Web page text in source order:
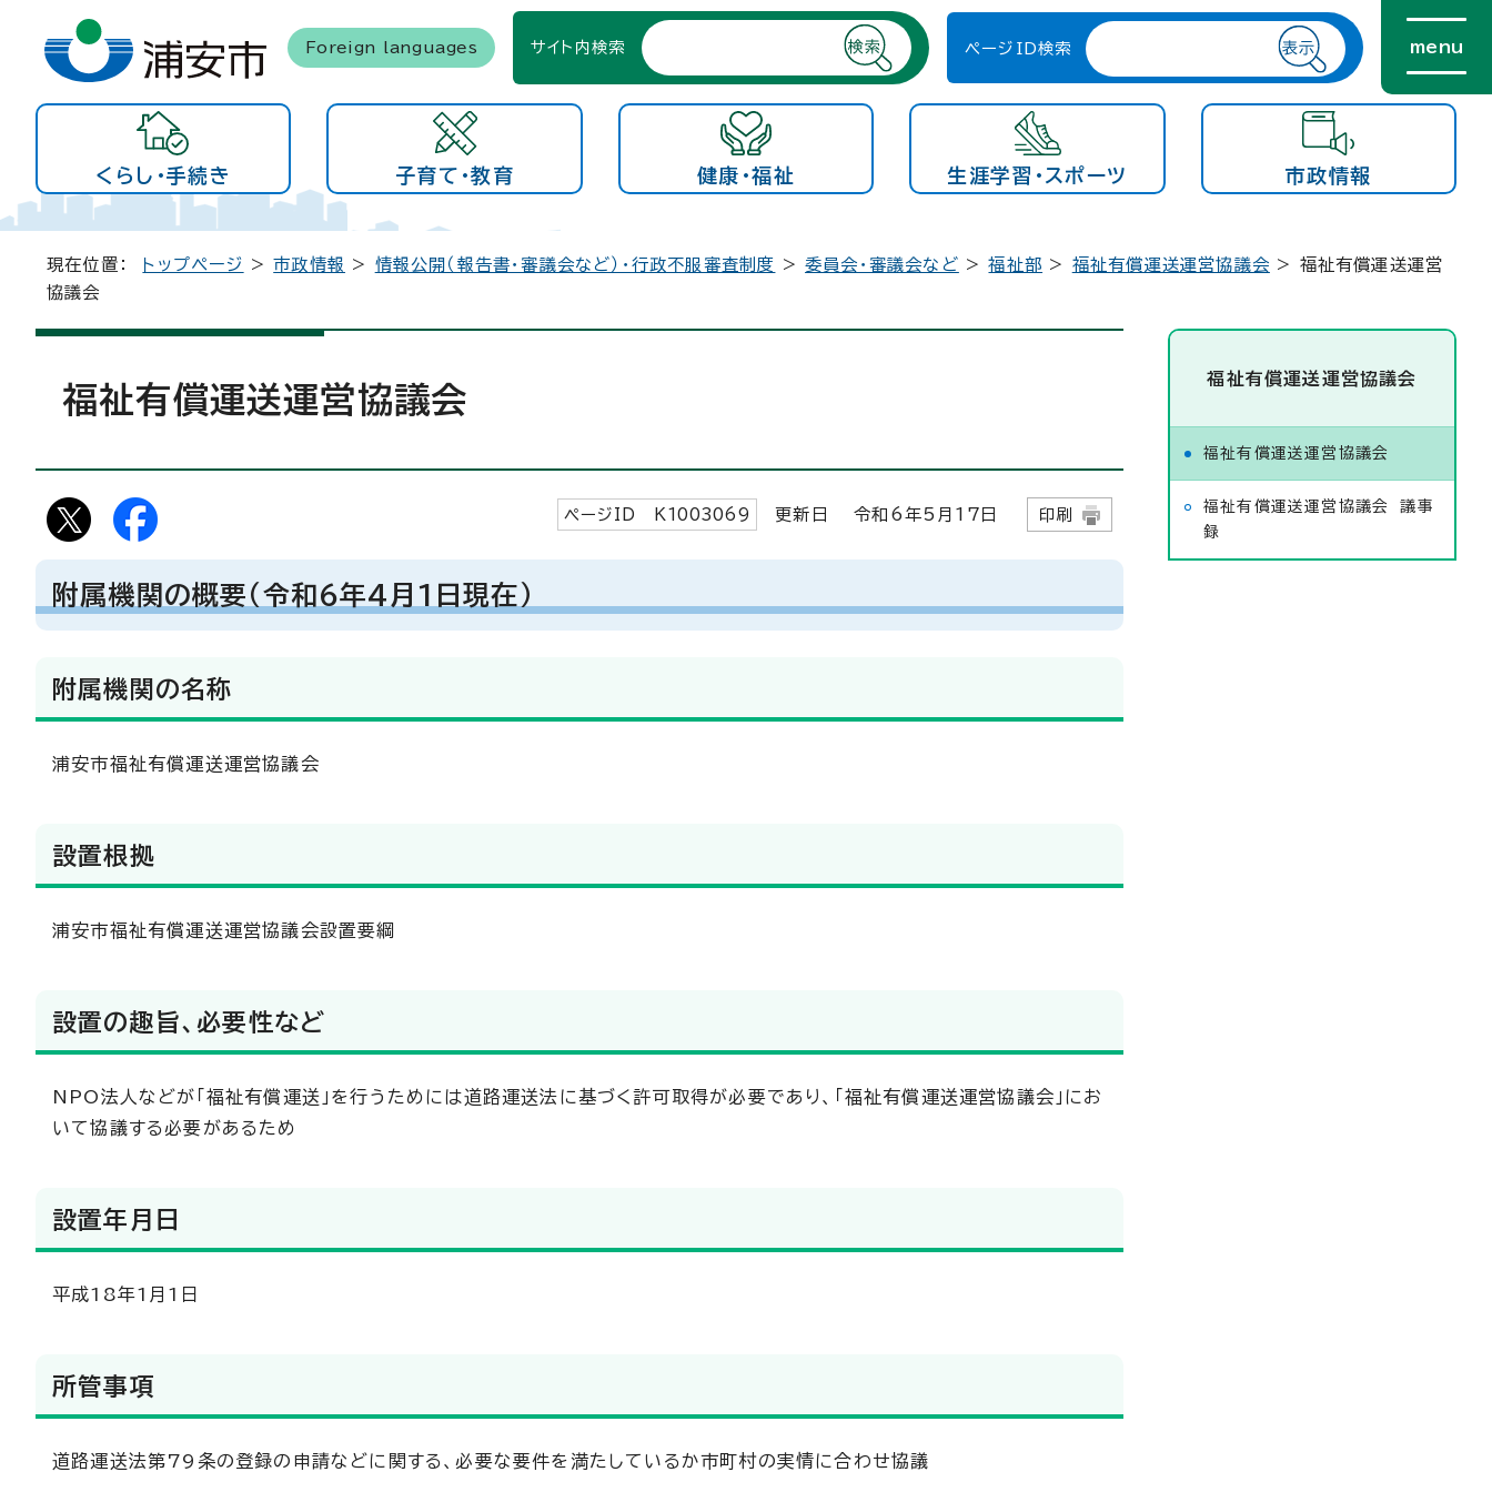
Foreign languages サイト内検索 ページID検索 menu
くらし・手続き 子育て・教育 健康・福祉 生涯学習・スポーツ 市政情報
現在位置： トップページ >市政情報 > 情報公開（報告書・審議会など）・行政不服審査制度 >委員会・審議会など >福祉部 > 福祉有償運送運営協議会 > 福祉有償運送運営
協議会
福祉有償運送運営協議会
ページID K 1003069 更新日 令和6年5月 17 日 印刷
附属機関の概要（令和6年4月1日現在）
附属機関の名称
浦安市福祉有償運送運営協議会
設置根拠
浦安市福祉有償運送運営協議会設置要綱
設置の趣旨、必要性など
NPO法人などが「福祉有償運送」を行うためには道路運送法に基づく許可取得が必要であり、「福祉有償運送運営協議会」にお
いて協議する必要があるため
設置年月日
平成18年1月1日
所管事項
道路運送法第79条の登録の申請などに関する、必要な要件を満たしているか市町村の実情に合わせ協議
福祉有償運送運営協議会
福祉有償運送運営協議会
福祉有償運送運営協議会 議事
録